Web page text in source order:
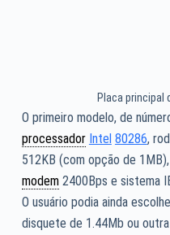
Placa principal
O primeiro modelo, de
processador Intel 80286,
512KB (com opção de
modem2400Bps e sistema
O usuário podia ainda
disquete de 1.44Mb ou